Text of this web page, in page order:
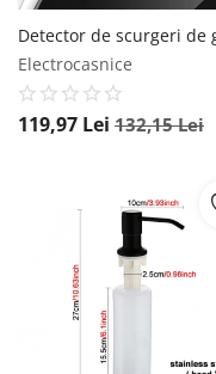
Electrocasnice
119,97 Lei 132,15Lei